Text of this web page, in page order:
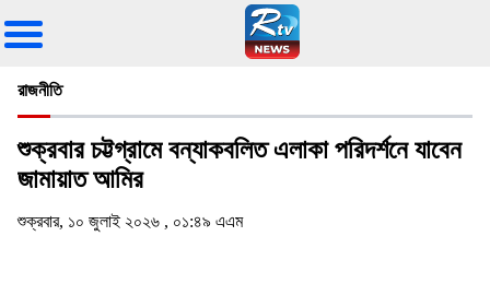
রাজনীতি
শুক্রবার চট্টগ্রামে বন্যাকবলিত এলাকা পরিদর্শনে যাবেন
জামায়াত আমির
শুক্রবার, ১০ জুলাই ২০২৬ , ০১:৪৯ এএম